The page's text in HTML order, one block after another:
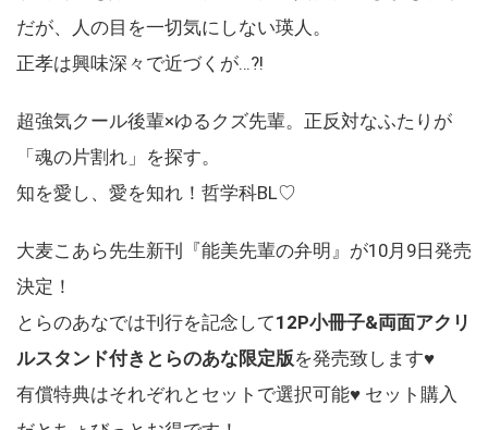
だが、人の目を一切気にしない瑛人。
正孝は興味深々で近づくが…?!
超強気クール後輩×ゆるクズ先輩。正反対なふたりが
「魂の片割れ」を探す。
知を愛し、愛を知れ！哲学科BL♡
大麦こあら先生新刊『能美先輩の弁明』が10月9日発売
決定！
とらのあなでは刊行を記念して12P小冊子&両面アクリ
ルスタンド付きとらのあな限定版を発売致します♥
有償特典はそれぞれとセットで選択可能♥ セット購入